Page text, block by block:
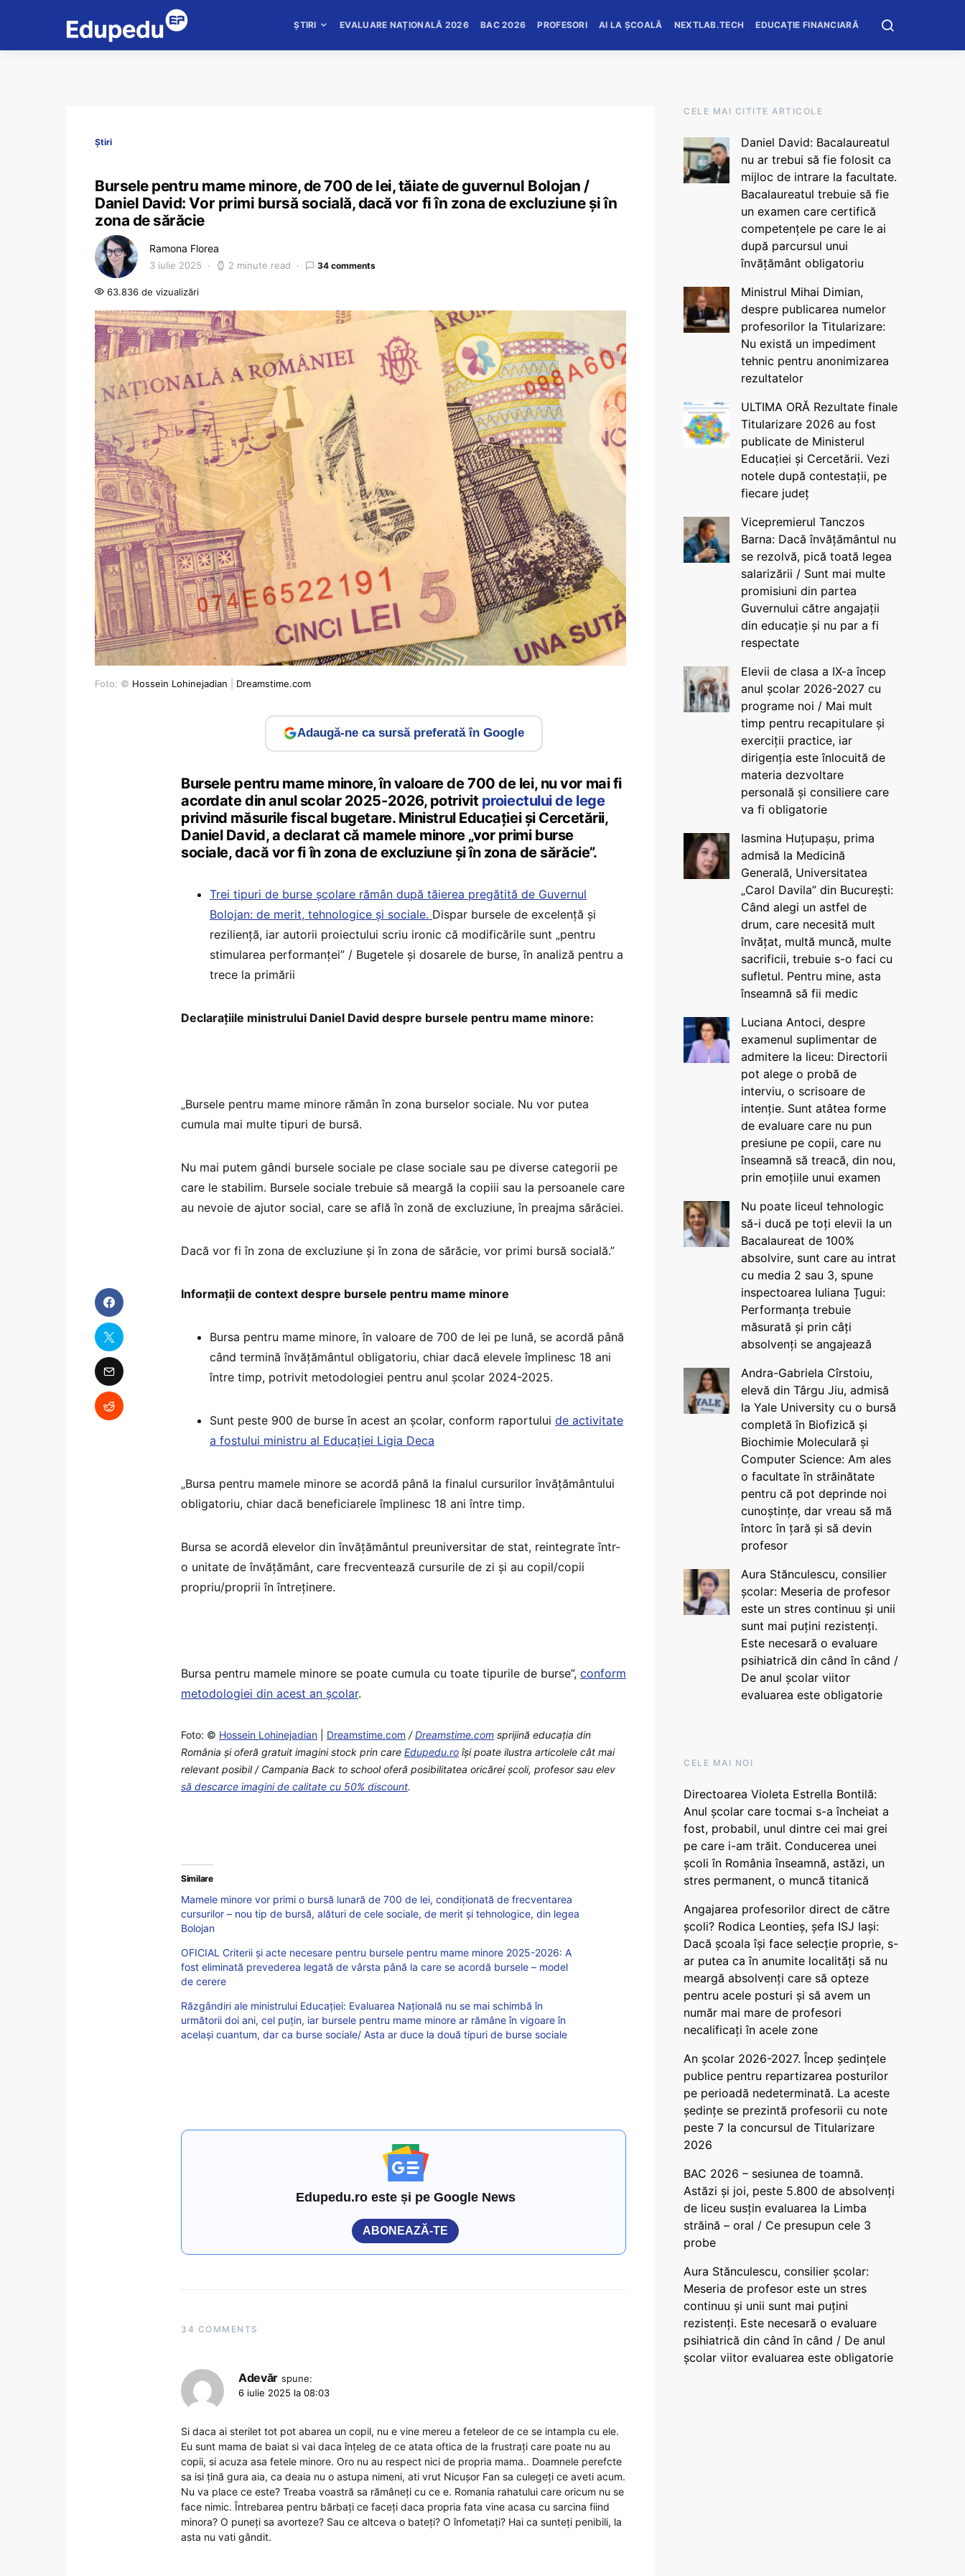
ȘTIRI EVALUARE NAȚIONALĂ 2026 BAC 2026 PROFESORI AI LA ȘCOALĂ NEXTLAB.TECH EDUCAȚIE FINANCIARĂ
Știri
Bursele pentru mame minore, de 700 de lei, tăiate de guvernul Bolojan /
Daniel David: Vor primi bursă socială, dacă vor fi în zona de excluziune și în
zona de sărăcie
Ramona Florea
3 iulie 2025 2 minute read 34 comments
63.836 de vizualizări
Foto: © Hossein Lohinejadian Dreamstime.com
Adaugă-ne ca sursă preferată în Google
Bursele pentru mame minore, în valoare de 700 de lei, nu vor mai fi
acordate din anul scolar 2025-2026, potrivit proiectului de lege
privind măsurile fiscal bugetare. Ministrul Educației și Cercetării,
Daniel David, a declarat că mamele minore „vor primi burse
sociale, dacă vor fi în zona de excluziune și în zona de sărăcie”.
Trei tipuri de burse școlare rămân după tăierea pregătită de Guvernul
Bolojan: de merit, tehnologice și sociale. Dispar bursele de excelență și
reziliență, iar autorii proiectului scriu ironic că modificările sunt „pentru
stimularea performanței” / Bugetele și dosarele de burse, în analiză pentru a
trece la primării
Declarațiile ministrului Daniel David despre bursele pentru mame minore:
„Bursele pentru mame minore rămân în zona burselor sociale. Nu vor putea
cumula mai multe tipuri de bursă.
Nu mai putem gândi bursele sociale pe clase sociale sau pe diverse categorii pe
care le stabilim. Bursele sociale trebuie să meargă la copiii sau la persoanele care
au nevoie de ajutor social, care se află în zonă de excluziune, în preajma sărăciei.
Dacă vor fi în zona de excluziune și în zona de sărăcie, vor primi bursă socială.”
Informații de context despre bursele pentru mame minore
Bursa pentru mame minore, în valoare de 700 de lei pe lună, se acordă până
când termină învățământul obligatoriu, chiar dacă elevele împlinesc 18 ani
între timp, potrivit metodologiei pentru anul școlar 2024-2025.
Sunt peste 900 de burse în acest an școlar, conform raportului de activitate
a fostului ministru al Educației Ligia Deca
„Bursa pentru mamele minore se acordă până la finalul cursurilor învățământului
obligatoriu, chiar dacă beneficiarele împlinesc 18 ani între timp.
Bursa se acordă elevelor din învățământul preuniversitar de stat, reintegrate într-
o unitate de învățământ, care frecventează cursurile de zi și au copil/copii
propriu/proprii în întreținere.
Bursa pentru mamele minore se poate cumula cu toate tipurile de burse”, conform
metodologiei din acest an școlar.
Foto: © Hossein Lohinejadian Dreamstime.com / Dreamstime.com sprijină educaţia din
România şi oferă gratuit imagini stock prin care Edupedu.ro îşi poate ilustra articolele cât mai
relevant posibil / Campania Back to school oferă posibilitatea oricărei școli, profesor sau elev
să descarce imagini de calitate cu 50% discount.
Similare
Mamele minore vor primi o bursă lunară de 700 de lei, condiționată de frecventarea
cursurilor – nou tip de bursă, alături de cele sociale, de merit și tehnologice, din legea
Bolojan
OFICIAL Criterii și acte necesare pentru bursele pentru mame minore 2025-2026: A
fost eliminată prevederea legată de vârsta până la care se acordă bursele – model
de cerere
Răzgândiri ale ministrului Educației: Evaluarea Națională nu se mai schimbă în
următorii doi ani, cel puțin, iar bursele pentru mame minore ar rămâne în vigoare în
același cuantum, dar ca burse sociale/ Asta ar duce la două tipuri de burse sociale
Edupedu.ro este și pe Google News
ABONEAZĂ-TE
34 COMMENTS
Adevăr spune:
6 iulie 2025 la 08:03
Si daca ai sterilet tot pot abarea un copil, nu e vine mereu a feteleor de ce se intampla cu ele.
Eu sunt mama de baiat si vai daca înțeleg de ce atata oftica de la frustrați care poate nu au
copii, si acuza asa fetele minore. Oro nu au respect nici de propria mama.. Doamnele perefcte
sa isi țină gura aia, ca deaia nu o astupa nimeni, ati vrut Nicușor Fan sa culegeți ce aveti acum.
Nu va place ce este? Treaba voastră sa rămâneți cu ce e. Romania rahatului care oricum nu se
face nimic. Întrebarea pentru bărbați ce faceți daca propria fata vine acasa cu sarcina fiind
minora? O puneți sa avorteze? Sau ce altceva o bateți? O înfometați? Hai ca sunteți penibili, la
asta nu vati gândit.
CELE MAI CITITE ARTICOLE
Daniel David: Bacalaureatul
nu ar trebui să fie folosit ca
mijloc de intrare la facultate.
Bacalaureatul trebuie să fie
un examen care certifică
competențele pe care le ai
după parcursul unui
învățământ obligatoriu
Ministrul Mihai Dimian,
despre publicarea numelor
profesorilor la Titularizare:
Nu există un impediment
tehnic pentru anonimizarea
rezultatelor
ULTIMA ORĂ Rezultate finale
Titularizare 2026 au fost
publicate de Ministerul
Educației și Cercetării. Vezi
notele după contestații, pe
fiecare județ
Vicepremierul Tanczos
Barna: Dacă învățământul nu
se rezolvă, pică toată legea
salarizării / Sunt mai multe
promisiuni din partea
Guvernului către angajații
din educație și nu par a fi
respectate
Elevii de clasa a IX-a încep
anul școlar 2026-2027 cu
programe noi / Mai mult
timp pentru recapitulare și
exerciții practice, iar
dirigenția este înlocuită de
materia dezvoltare
personală și consiliere care
va fi obligatorie
Iasmina Huțupașu, prima
admisă la Medicină
Generală, Universitatea
„Carol Davila” din București:
Când alegi un astfel de
drum, care necesită mult
învățat, multă muncă, multe
sacrificii, trebuie s-o faci cu
sufletul. Pentru mine, asta
înseamnă să fii medic
Luciana Antoci, despre
examenul suplimentar de
admitere la liceu: Directorii
pot alege o probă de
interviu, o scrisoare de
intenție. Sunt atâtea forme
de evaluare care nu pun
presiune pe copii, care nu
înseamnă să treacă, din nou,
prin emoțiile unui examen
Nu poate liceul tehnologic
să-i ducă pe toți elevii la un
Bacalaureat de 100%
absolvire, sunt care au intrat
cu media 2 sau 3, spune
inspectoarea Iuliana Țugui:
Performanța trebuie
măsurată și prin câți
absolvenți se angajează
Andra-Gabriela Cîrstoiu,
elevă din Târgu Jiu, admisă
la Yale University cu o bursă
completă în Biofizică și
Biochimie Moleculară și
Computer Science: Am ales
o facultate în străinătate
pentru că pot deprinde noi
cunoștințe, dar vreau să mă
întorc în țară și să devin
profesor
Aura Stănculescu, consilier
școlar: Meseria de profesor
este un stres continuu și unii
sunt mai puțini rezistenți.
Este necesară o evaluare
psihiatrică din când în când /
De anul școlar viitor
evaluarea este obligatorie
CELE MAI NOI
Directoarea Violeta Estrella Bontilă:
Anul școlar care tocmai s-a încheiat a
fost, probabil, unul dintre cei mai grei
pe care i-am trăit. Conducerea unei
școli în România înseamnă, astăzi, un
stres permanent, o muncă titanică
Angajarea profesorilor direct de către
școli? Rodica Leontieș, șefa ISJ Iași:
Dacă școala își face selecție proprie, s-
ar putea ca în anumite localități să nu
meargă absolvenți care să opteze
pentru acele posturi și să avem un
număr mai mare de profesori
necalificați în acele zone
An școlar 2026-2027. Încep ședințele
publice pentru repartizarea posturilor
pe perioadă nedeterminată. La aceste
ședințe se prezintă profesorii cu note
peste 7 la concursul de Titularizare
2026
BAC 2026 – sesiunea de toamnă.
Astăzi și joi, peste 5.800 de absolvenți
de liceu susțin evaluarea la Limba
străină – oral / Ce presupun cele 3
probe
Aura Stănculescu, consilier școlar:
Meseria de profesor este un stres
continuu și unii sunt mai puțini
rezistenți. Este necesară o evaluare
psihiatrică din când în când / De anul
școlar viitor evaluarea este obligatorie